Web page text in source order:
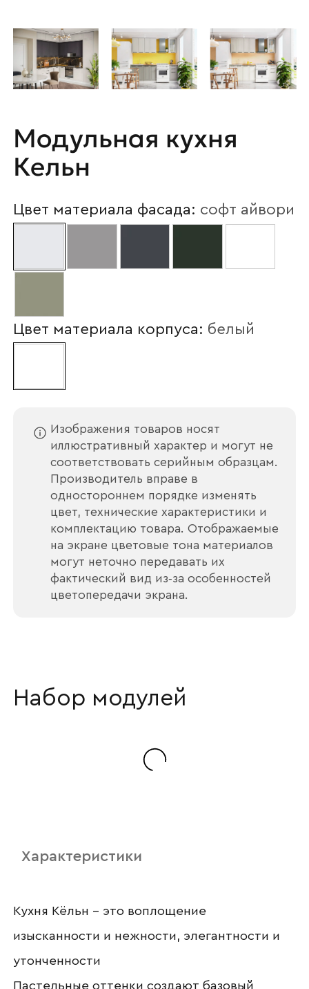
Модульная кухня
Кельн
Цвет материала фасада: софт айвори
Цвет материала корпуса: белый
Изображения товаров носят
иллюстративный характер и могут не
соответствовать серийным образцам.
Производитель вправе в
одностороннем порядке изменять
цвет, технические характеристики и
комплектацию товара. Отображаемые
на экране цветовые тона материалов
могут неточно передавать их
фактический вид из‑за особенностей
цветопередачи экрана.
Набор модулей
Характеристики
Кухня Кёльн – это воплощение
изысканности и нежности, элегантности и
утонченности
Пастельные оттенки создают базовый
Наименование организации
компании